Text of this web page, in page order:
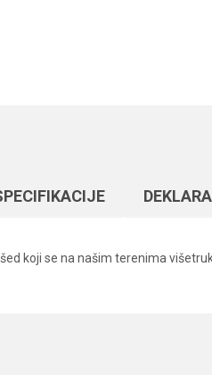
koji se na našim terenima